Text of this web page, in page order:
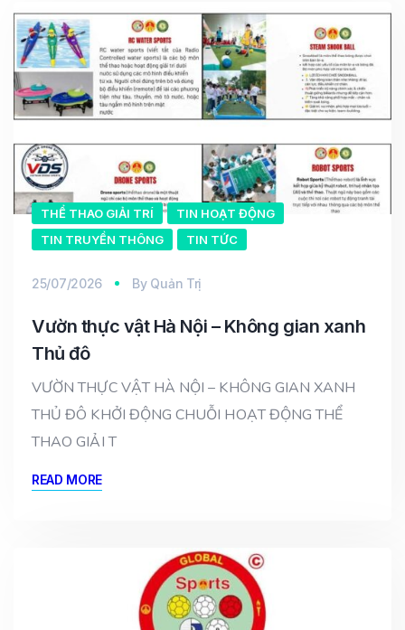
THỂ THAO GIẢI TRÍ
TIN HOẠT ĐỘNG
TIN TRUYỀN THÔNG
TIN TỨC
25/07/2026 By Quản Trị
Vườn thực vật Hà Nội – Không gian xanh
Thủ đô
VƯỜN THỰC VẬT HÀ NỘI – KHÔNG GIAN XANH
THỦ ĐÔ KHỞI ĐỘNG CHUỖI HOẠT ĐỘNG THỂ
THAO GIẢI T
READ MORE